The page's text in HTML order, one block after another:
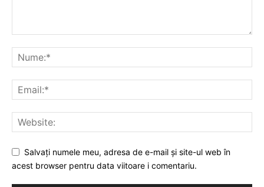
Salvați numele meu, adresa de e-mail și site-ul web în
acest browser pentru data viitoare i comentariu.